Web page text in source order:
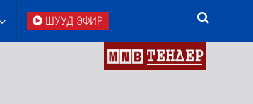
ШУУД ЭФИР